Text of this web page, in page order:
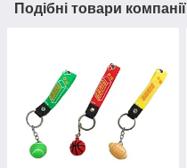
Подібні товари компанії